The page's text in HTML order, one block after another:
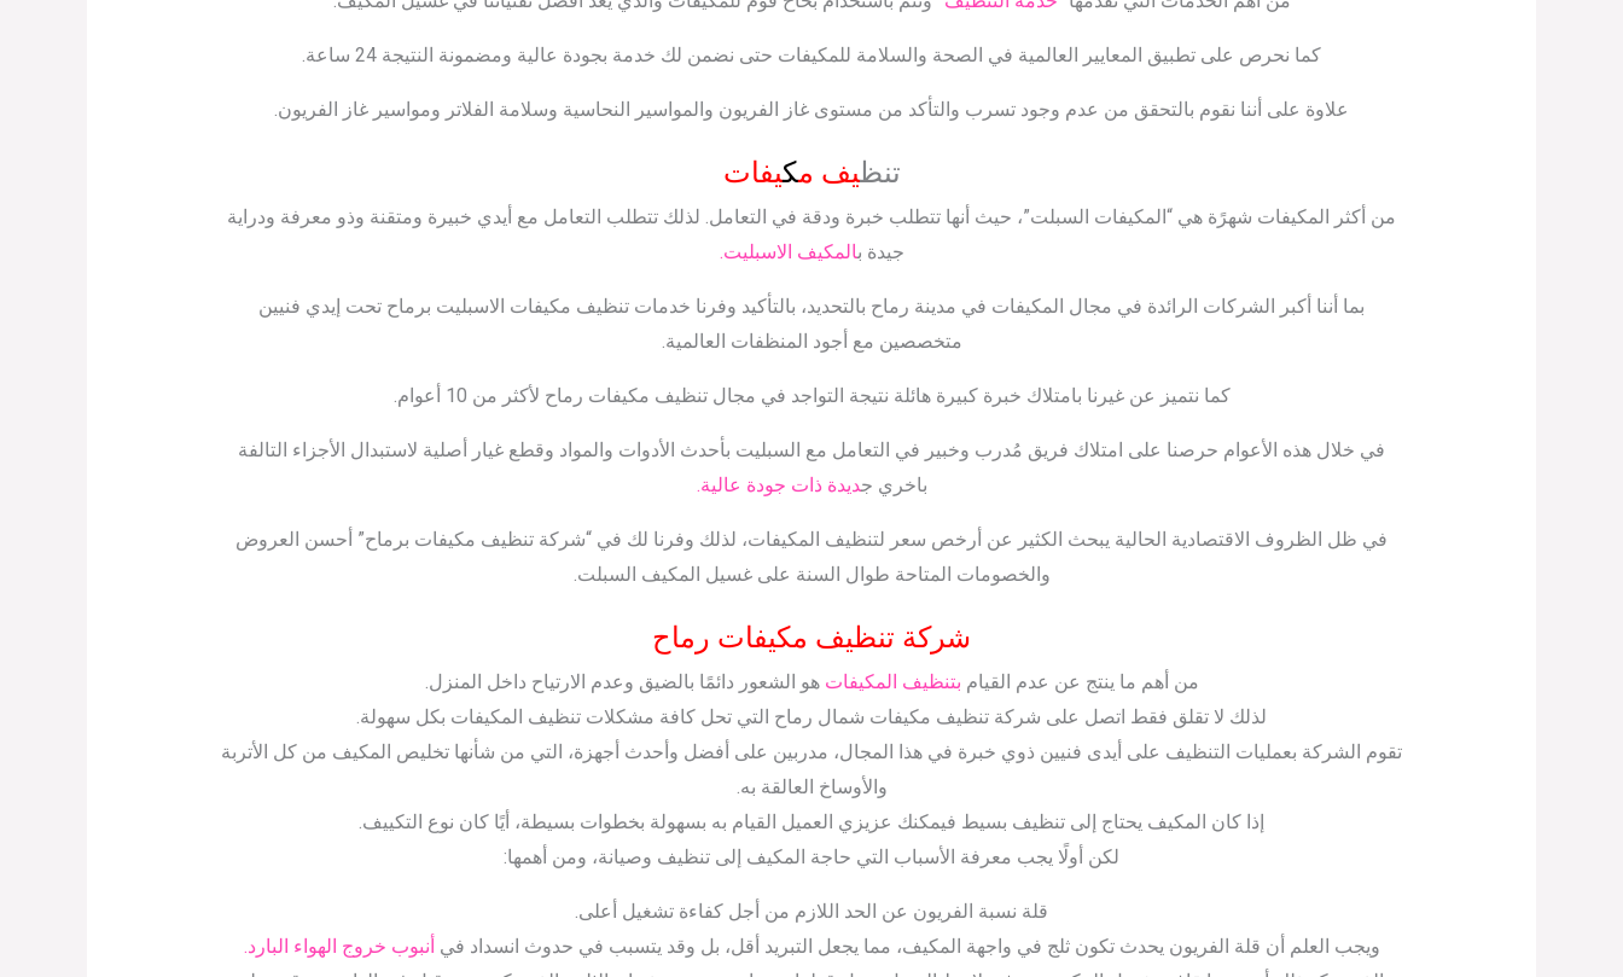
كما نحرص على تطبيق المعايير العالمية في الصحة والسلامة للمكيفات حتى نضمن لك خدمة بجودة عالية ومضمونة النتيجة 24 ساعة.
علاوة على أننا نقوم بالتحقق من عدم وجود تسرب والتأكد من مستوى غاز الفريون والمواسير النحاسية وسلامة الفلاتر ومواسير غاز الفريون.
تنظيف مكيفات
من أكثر المكيفات شهرًة هي “المكيفات السبلت”، حيث أنها تتطلب خبرة ودقة في التعامل. لذلك تتطلب التعامل مع أيدي خبيرة ومتقنة وذو معرفة ودراية
جيدة بالمكيف الاسبليت.
بما أننا أكبر الشركات الرائدة في مجال المكيفات في مدينة رماح بالتحديد، بالتأكيد وفرنا خدمات تنظيف مكيفات الاسبليت برماح تحت إيدي فنيين
متخصصين مع أجود المنظفات العالمية.
كما نتميز عن غيرنا بامتلاك خبرة كبيرة هائلة نتيجة التواجد في مجال تنظيف مكيفات رماح لأكثر من 10 أعوام.
في خلال هذه الأعوام حرصنا على امتلاك فريق مُدرب وخبير في التعامل مع السبليت بأحدث الأدوات والمواد وقطع غيار أصلية لاستبدال الأجزاء التالفة
باخري جديدة ذات جودة عالية.
في ظل الظروف الاقتصادية الحالية يبحث الكثير عن أرخص سعر لتنظيف المكيفات، لذلك وفرنا لك في “شركة تنظيف مكيفات برماح” أحسن العروض
والخصومات المتاحة طوال السنة على غسيل المكيف السبلت.
شركة تنظيف مكيفات رماح
من أهم ما ينتج عن عدم القيام بتنظيف المكيفات هو الشعور دائمًا بالضيق وعدم الارتياح داخل المنزل.
لذلك لا تقلق فقط اتصل على شركة تنظيف مكيفات شمال رماح التي تحل كافة مشكلات تنظيف المكيفات بكل سهولة.
تقوم الشركة بعمليات التنظيف على أيدى فنيين ذوي خبرة في هذا المجال، مدربين على أفضل وأحدث أجهزة، التي من شأنها تخليص المكيف من كل الأتربة
والأوساخ العالقة به.
إذا كان المكيف يحتاج إلى تنظيف بسيط فيمكنك عزيزي العميل القيام به بسهولة بخطوات بسيطة، أيًا كان نوع التكييف.
لكن أولًا يجب معرفة الأسباب التي حاجة المكيف إلى تنظيف وصيانة، ومن أهمها:
قلة نسبة الفريون عن الحد اللازم من أجل كفاءة تشغيل أعلى.
ويجب العلم أن قلة الفريون يحدث تكون ثلج في واجهة المكيف، مما يجعل التبريد أقل، بل وقد يتسبب في حدوث انسداد في أنبوب خروج الهواء البارد.